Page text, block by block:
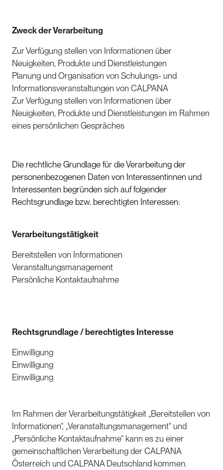
Zweck der Verarbeitung
Zur Verfügung stellen von Informationen über
Neuigkeiten, Produkte und Dienstleistungen
Planung und Organisation von Schulungs- und
Informationsveranstaltungen von CALPANA
Zur Verfügung stellen von Informationen über
Neuigkeiten, Produkte und Dienstleistungen im Rahmen
eines persönlichen Gespräches
Die rechtliche Grundlage für die Verarbeitung der
personenbezogenen Daten von Interessentinnen und
Interessenten begründen sich auf folgender
Rechtsgrundlage bzw. berechtigten Interessen:
Verarbeitungstätigkeit
Bereitstellen von Informationen
Veranstaltungsmanagement
Persönliche Kontaktaufnahme
Rechtsgrundlage / berechtigtes Interesse
Einwilligung
Einwilligung
Einwilligung
Im Rahmen der Verarbeitungstätigkeit „Bereitstellen von
Informationen“, „Veranstaltungsmanagement“ und
„Persönliche Kontaktaufnahme“ kann es zu einer
gemeinschaftlichen Verarbeitung der CALPANA
Österreich und CALPANA Deutschland kommen.